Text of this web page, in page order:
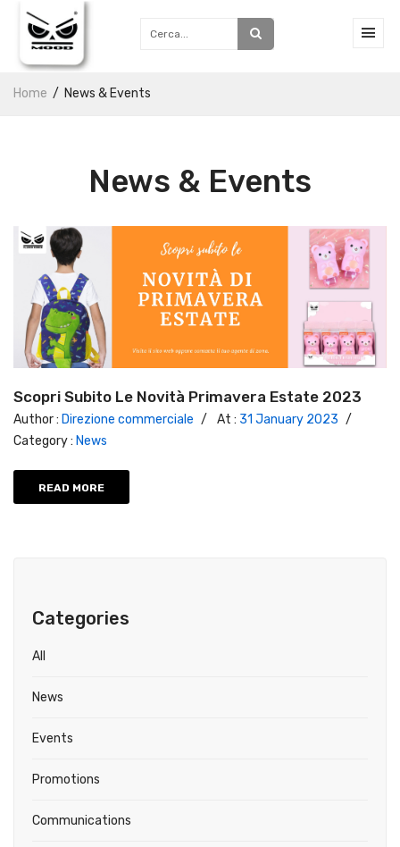
Home News & Events
News & Events
Scopri Subito Le Novità Primavera Estate 2023
Author : Direzione commerciale / At : 31 January 2023 /
Category : News
READ MORE
Categories
All
News
Events
Promotions
Communications